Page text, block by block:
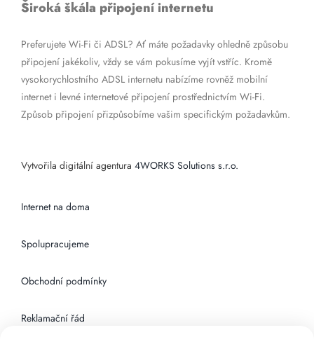
Široká škála připojení internetu
Preferujete Wi-Fi či ADSL? Ať máte požadavky ohledně způsobu
připojení jakékoliv, vždy se vám pokusíme vyjít vstříc. Kromě
vysokorychlostního ADSL internetu nabízíme rovněž mobilní
internet i levné internetové připojení prostřednictvím Wi-Fi.
Způsob připojení přizpůsobíme vašim specifickým požadavkům.
Vytvořila digitální agentura 4WORKS Solutions s.r.o.
Internet na doma
Spolupracujeme
Obchodní podmínky
Reklamační řád